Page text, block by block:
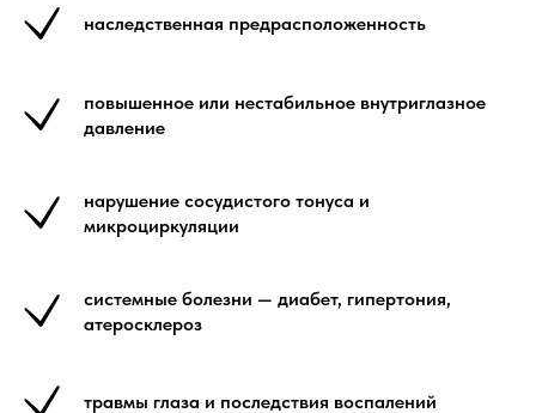
наследственная предрасположенность
повышенное или нестабильное внутриглазное
давление
нарушение сосудистого тонуса и
микроциркуляции
системные болезни — диабет, гипертония,
атеросклероз
травмы глаза и последствия воспалений